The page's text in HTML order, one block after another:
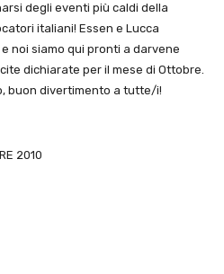
degli eventi più caldi della
italiani! Essen e Lucca
noi siamo qui pronti a darvene
dichiarate per il mese di Ottobre.
buon divertimento a tutte/i!
2010